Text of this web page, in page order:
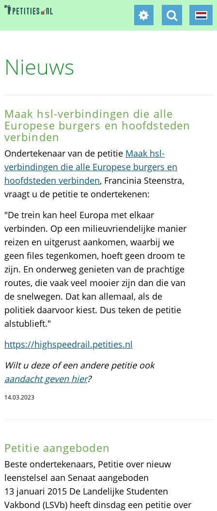
Nieuws
Maak hsl-verbindingen die alle
Europese burgers en hoofdsteden
verbinden
Ondertekenaar van de petitie Maak hsl-
verbindingen die alle Europese burgers en
hoofdsteden verbinden, Francinia Steenstra,
vraagt u de petitie te ondertekenen:
"De trein kan heel Europa met elkaar
verbinden. Op een milieuvriendelijke manier
reizen en uitgerust aankomen, waarbij we
geen files tegenkomen, hoeft geen droom te
zijn. En onderweg genieten van de prachtige
routes, die vaak veel mooier zijn dan die van
de snelwegen. Dat kan allemaal, als de
politiek daarvoor kiest. Dus teken de petitie
alstublieft."
https://highspeedrail.petities.nl
Wilt u deze of een andere petitie ook
aandacht geven hier?
14.03.2023
Petitie aangeboden
Beste ondertekenaars, Petitie over nieuw
leenstelsel aan Senaat aangeboden
13 januari 2015 De Landelijke Studenten
Vakbond (LSVb) heeft dinsdag een petitie over